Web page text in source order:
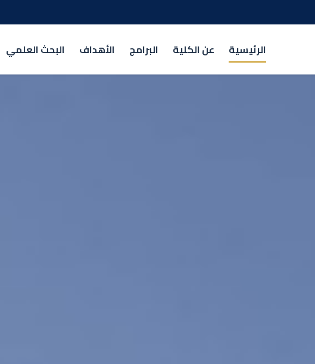
الرئيسية عن الكلية البرامج الأهداف البحث العلمي